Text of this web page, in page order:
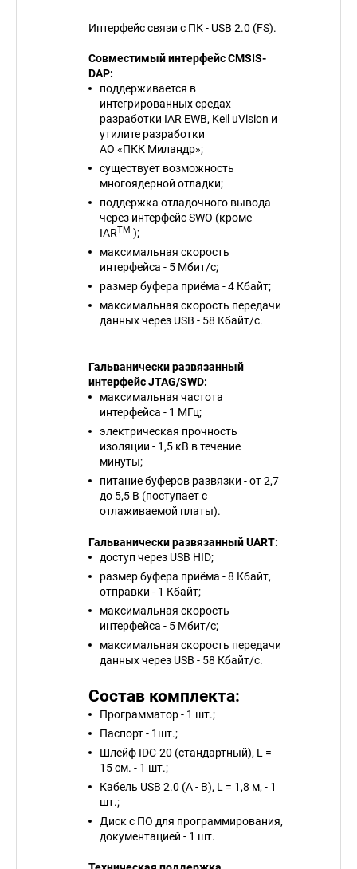
Интерфейс связи с ПК - USB 2.0 (FS).
Совместимый интерфейс CMSIS-
DAP:
поддерживается в
интегрированных средах
разработки IAR EWB, Keil uVision и
утилите разработки
АО «ПКК Миландр»;
существует возможность
многоядерной отладки;
поддержка отладочного вывода
через интерфейс SWO (кроме
IARTM );
максимальная скорость
интерфейса - 5 Мбит/с;
размер буфера приёма - 4 Кбайт;
максимальная скорость передачи
данных через USB - 58 Кбайт/с.
Гальванически развязанный
интерфейс JTAG/SWD:
максимальная частота
интерфейса - 1 МГц;
электрическая прочность
изоляции - 1,5 кВ в течение
минуты;
питание буферов развязки - от 2,7
до 5,5 В (поступает с
отлаживаемой платы).
Гальванически развязанный UART:
доступ через USB HID;
размер буфера приёма - 8 Кбайт,
отправки - 1 Кбайт;
максимальная скорость
интерфейса - 5 Мбит/с;
максимальная скорость передачи
данных через USB - 58 Кбайт/с.
Состав комплекта:
Программатор - 1 шт.;
Паспорт - 1шт.;
Шлейф IDC-20 (стандартный), L =
15 см. - 1 шт.;
Кабель USB 2.0 (A - B), L = 1,8 м, - 1
шт.;
Диск с ПО для программирования,
документацией - 1 шт.